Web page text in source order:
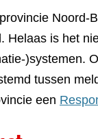
Noord-
Helaas is het
)systemen.
tussen
een